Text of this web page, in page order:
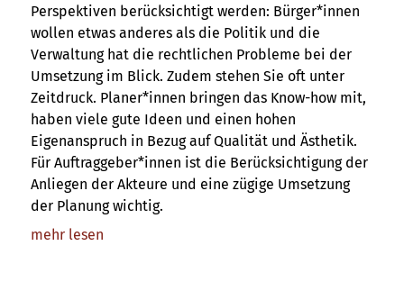
Perspektiven berücksichtigt werden: Bürger*innen
wollen etwas anderes als die Politik und die
Verwaltung hat die rechtlichen Probleme bei der
Umsetzung im Blick. Zudem stehen Sie oft unter
Zeitdruck. Planer*innen bringen das Know-how mit,
haben viele gute Ideen und einen hohen
Eigenanspruch in Bezug auf Qualität und Ästhetik.
Für Auftraggeber*innen ist die Berücksichtigung der
Anliegen der Akteure und eine zügige Umsetzung
der Planung wichtig.
mehr lesen